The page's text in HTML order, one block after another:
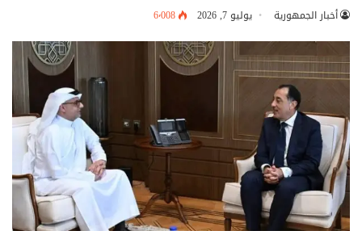
أخبار الجمهورية يوليو 7, 2026 6٬008